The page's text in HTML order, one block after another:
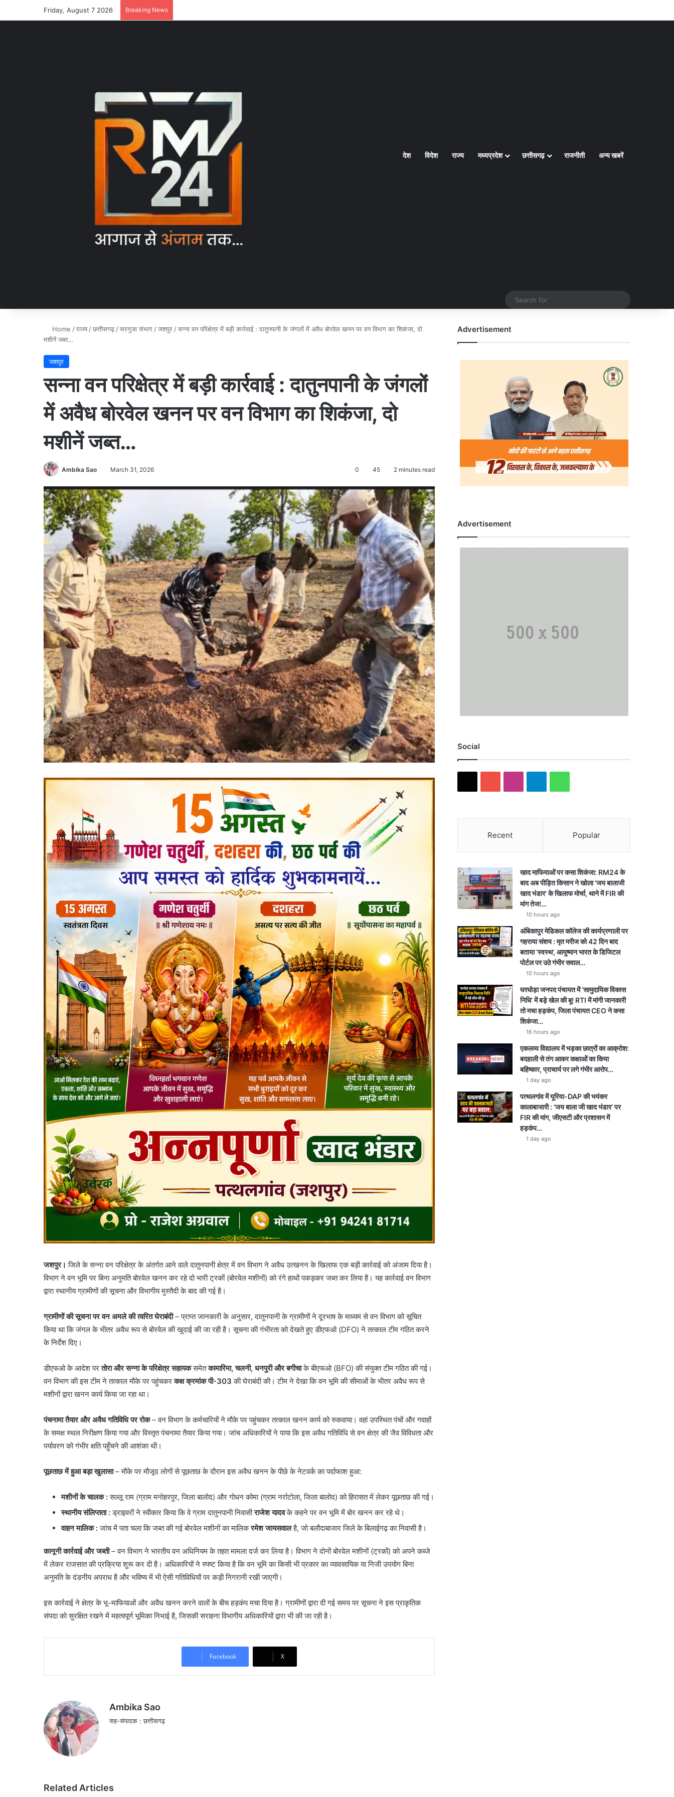
Friday, August 7 2026 Breaking News
Homeदेश विदेश राज्य मध्यप्रदेश छत्तीसगढ़ राजनीती अन्य खबरें
Home /राज्य /छत्तीसगढ़ /सरगुजा संभाग /जशपुर /सन्ना वन परिक्षेत्र में बड़ी कार्रवाई : दातुनपानी के जंगलों में अवैध बोरवेल खनन पर वन विभाग का शिकंजा, दो
मशीनें जब्त…
जशपुर
सन्ना वन परिक्षेत्र में बड़ी कार्रवाई : दातुनपानी के जंगलों
में अवैध बोरवेल खनन पर वन विभाग का शिकंजा, दो
मशीनें जब्त…
Ambika Sao March 31, 2026 0 45 2 minutes read
जशपुर। जिले के सन्ना वन परिक्षेत्र के अंतर्गत आने वाले दातुनपानी क्षेत्र में वन विभाग ने अवैध उत्खनन के खिलाफ एक बड़ी कार्रवाई को अंजाम दिया है।
विभाग ने वन भूमि पर बिना अनुमति बोरवेल खनन कर रहे दो भारी ट्रकों (बोरवेल मशीनों) को रंगे हाथों पकड़कर जब्त कर लिया है। यह कार्रवाई वन विभाग
द्वारा स्थानीय ग्रामीणों की सूचना और विभागीय मुस्तैदी के बाद की गई है।
ग्रामीणों की सूचना पर वन अमले की त्वरित घेराबंदी– ​प्राप्त जानकारी के अनुसार, दातुनपानी के ग्रामीणों ने दूरभाष के माध्यम से वन विभाग को सूचित
किया था कि जंगल के भीतर अवैध रूप से बोरवेल की खुदाई की जा रही है। सूचना की गंभीरता को देखते हुए डीएफओ (DFO) ने तत्काल टीम गठित करने
के निर्देश दिए।
​डीएफओ के आदेश परतोरा और सन्ना के परिक्षेत्र सहायकसमेतकामारिमा, चलनी, धनपुरी और बगीचाके बीएफओ (BFO) की संयुक्त टीम गठित की गई।
वन विभाग की इस टीम ने तत्काल मौके पर पहुंचकरकक्ष क्रमांक पी-303 की घेराबंदी की। टीम ने देखा कि वन भूमि की सीमाओं के भीतर अवैध रूप से
मशीनों द्वारा खनन कार्य किया जा रहा था।
पंचनामा तैयार और अवैध गतिविधि पर रोक– ​वन विभाग के कर्मचारियों ने मौके पर पहुंचकर तत्काल खनन कार्य को रुकवाया। वहां उपस्थित पंचों और गवाहों
के समक्ष स्थल निरीक्षण किया गया और विस्तृत पंचनामा तैयार किया गया। जांच अधिकारियों ने पाया कि इस अवैध गतिविधि से वन क्षेत्र की जैव विविधता और
पर्यावरण को गंभीर क्षति पहुँचने की आशंका थी।
पूछताछ में हुआ बड़ा खुलासा– ​मौके पर मौजूद लोगों से पूछताछ के दौरान इस अवैध खनन के पीछे के नेटवर्क का पर्दाफाश हुआ:
मशीनों के चालक :सल्लू राम (ग्राम मनोहरपुर, जिला बालोद) और गोधन कोमा (ग्राम नर्राटोला, जिला बालोद) को हिरासत में लेकर पूछताछ की गई।
स्थानीय संलिप्तता :ड्राइवरों ने स्वीकार किया कि वे ग्राम दातुनपानी निवासीराजेश यादवके कहने पर वन भूमि में बोर खनन कर रहे थे।
वाहन मालिक :जांच में पता चला कि जब्त की गई बोरवेल मशीनों का मालिकरमेश जायसवालहै, जो बलौदाबाजार जिले के बिलाईगढ़ का निवासी है।
कानूनी कार्रवाई और जब्ती– वन विभाग ने भारतीय वन अधिनियम के तहत मामला दर्ज कर लिया है। विभाग ने दोनों बोरवेल मशीनों (ट्रकों) को अपने कब्जे
में लेकर राजसात की प्रक्रिया शुरू कर दी है। अधिकारियों ने स्पष्ट किया है कि वन भूमि का किसी भी प्रकार का व्यावसायिक या निजी उपयोग बिना
अनुमति के दंडनीय अपराध है और भविष्य में भी ऐसी गतिविधियों पर कड़ी निगरानी रखी जाएगी।
​इस कार्रवाई ने क्षेत्र के भू-माफियाओं और अवैध खनन करने वालों के बीच हड़कंप मचा दिया है। ग्रामीणों द्वारा दी गई समय पर सूचना ने इस प्राकृतिक
संपदा को सुरक्षित रखने में महत्वपूर्ण भूमिका निभाई है, जिसकी सराहना विभागीय अधिकारियों द्वारा भी की जा रही है।
Facebook X
Ambika Sao
सह-संपादक : छत्तीसगढ़
Related Articles
Advertisement
Advertisement
Social
Recent Popular
खाद माफियाओं पर कसा शिकंजा: RM24 के
बाद अब पीड़ित किसान ने खोला ‘जय बालाजी
खाद भंडार’ के खिलाफ मोर्चा, थाने में FIR की
मांग तेज!…
10 hours ago
अंबिकापुर मेडिकल कॉलेज की कार्यप्रणाली पर
गहराया संशय : मृत मरीज को 42 दिन बाद
बताया ‘स्वस्थ’, आयुष्मान भारत के डिजिटल
पोर्टल पर उठे गंभीर सवाल…
10 hours ago
घरघोड़ा जनपद पंचायत में ‘सामुदायिक विकास
निधि’ में बड़े खेल की बू! RTI में मांगी जानकारी
तो मचा हड़कंप, जिला पंचायत CEO ने कसा
शिकंजा…
16 hours ago
एकलव्य विद्यालय में भड़का छात्रों का आक्रोश:
बदहाली से तंग आकर कक्षाओं का किया
बहिष्कार, प्राचार्य पर लगे गंभीर आरोप…
1 day ago
पत्थलगांव में यूरिया-DAP की भयंकर
कालाबाजारी : ‘जय बाला जी खाद भंडार’ पर
FIR की मांग, जीएसटी और प्रशासन में
हड़कंप…
1 day ago